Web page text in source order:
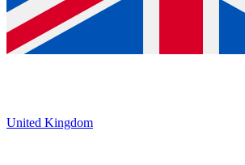
United Kingdom